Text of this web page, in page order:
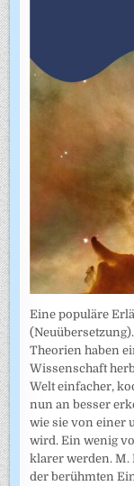
Eine populäre
Theorien haben
Wissenschaft
Welt einfacher,
nun an besser
wie sie von einer
wird. Ein wenig
klarer werden. M.
der berühmten